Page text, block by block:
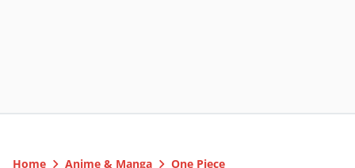
Home Anime & Manga One Piece